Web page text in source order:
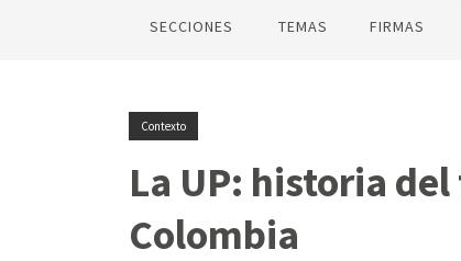
SECCIONES TEMAS FIRMAS
Contexto
La UP: historia
Colombia